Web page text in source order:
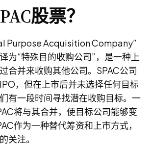
股票？
Purpose Acquisition Company”
为“特殊目的收购公司”，是一种上
合并来收购其他公司。SPAC公司
，但在上市后并未选择任何目标
有一段时间寻找潜在收购目标。一
将与其合并，使目标公司能够变
作为一种替代筹资和上市方式，
关注。